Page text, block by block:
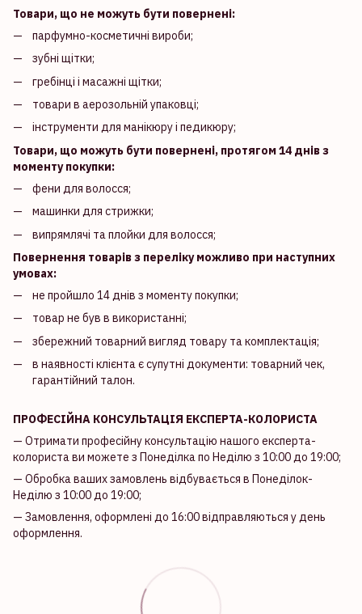
Товари, що не можуть бути повернені:
парфумно-косметичні вироби;
зубні щітки;
гребінці і масажні щітки;
товари в аерозольній упаковці;
інструменти для манікюру і педикюру;
Товари, що можуть бути повернені, протягом 14 днів з
моменту покупки:
фени для волосся;
машинки для стрижки;
випрямлячі та плойки для волосся;
Повернення товарів з переліку можливо при наступних
умовах:
не пройшло 14 днів з моменту покупки;
товар не був в використанні;
збережний товарний вигляд товару та комплектація;
в наявності клієнта є супутні документи: товарний чек,
гарантійний талон.
ПРОФЕСІЙНА КОНСУЛЬТАЦІЯ ЕКСПЕРТА-КОЛОРИСТА
— Отримати професійну консультацію нашого експерта-
колориста ви можете з Понеділка по Неділю з 10:00 до 19:00;
— Обробка ваших замовлень відбувається в Понеділок-
Неділю з 10:00 до 19:00;
— Замовлення, оформлені до 16:00 відправляються у день
оформлення.